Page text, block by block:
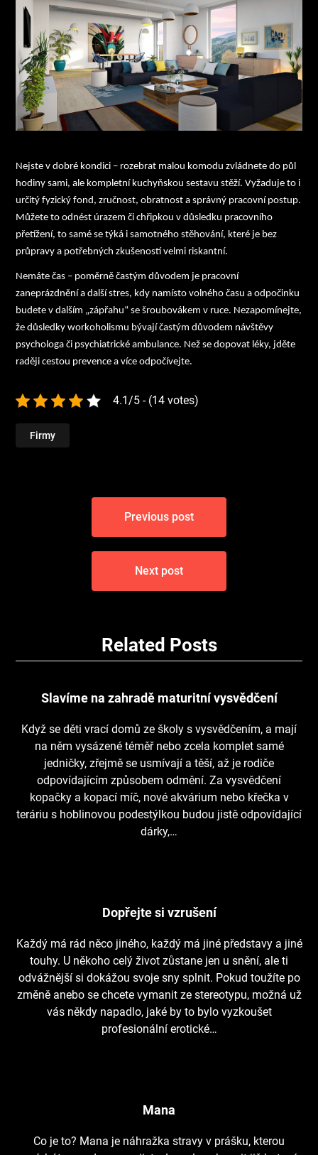
Nejste v dobré kondici – rozebrat malou komodu zvládnete do půl
hodiny sami, ale kompletní kuchyňskou sestavu stěží. Vyžaduje to i
určitý fyzický fond, zručnost, obratnost a správný pracovní postup.
Můžete to odnést úrazem či chřipkou v důsledku pracovního
přetížení, to samé se týká i samotného stěhování, které je bez
průpravy a potřebných zkušeností velmi riskantní.
Nemáte čas – poměrně častým důvodem je pracovní
zaneprázdnění a další stres, kdy namísto volného času a odpočinku
budete v dalším „zápřahu“ se šroubovákem v ruce. Nezapomínejte,
že důsledky workoholismu bývají častým důvodem návštěvy
psychologa či psychiatrické ambulance. Než se dopovat léky, jděte
raději cestou prevence a více odpočívejte.
4.1/5 - (14 votes)
Firmy
Navigace
příspěvek
Previous post
Next post
Related Posts
Slavíme na zahradě maturitní vysvědčení
Když se děti vrací domů ze školy s vysvědčením, a mají
na něm vysázené téměř nebo zcela komplet samé
jedničky, zřejmě se usmívají a těší, až je rodiče
odpovídajícím způsobem odmění. Za vysvědčení
kopačky a kopací míč, nové akvárium nebo křečka v
teráriu s hoblinovou podestýlkou budou jistě odpovídající
dárky,…
Dopřejte si vzrušení
Každý má rád něco jiného, každý má jiné představy a jiné
touhy. U někoho celý život zůstane jen u snění, ale ti
odvážnější si dokážou svoje sny splnit. Pokud toužíte po
změně anebo se chcete vymanit ze stereotypu, možná už
vás někdy napadlo, jaké by to bylo vyzkoušet
profesionální erotické…
Mana
Co je to? Mana je náhražka stravy v prášku, kterou